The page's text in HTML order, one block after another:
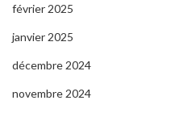
février 2025
janvier 2025
décembre 2024
novembre 2024